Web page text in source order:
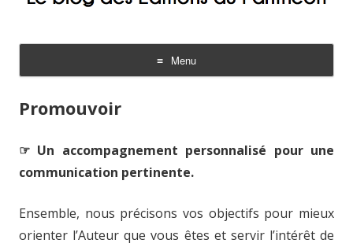
Menu
Aller
contenu
Promouvoir
☞ Un accompagnement personnalisé pour une
communication pertinente.
Ensemble, nous précisons vos objectifs pour mieux
orienter l’Auteur que vous êtes et servir l’intérêt de